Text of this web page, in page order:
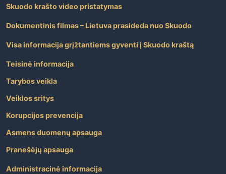
Skuodo krašto video pristatymas
Dokumentinis filmas – Lietuva prasideda nuo Skuodo
Visa informacija grįžtantiems gyventi į Skuodo kraštą
Teisinė informacija
Tarybos veikla
Veiklos sritys
Korupcijos prevencija
Asmens duomenų apsauga
Pranešėjų apsauga
Administracinė informacija